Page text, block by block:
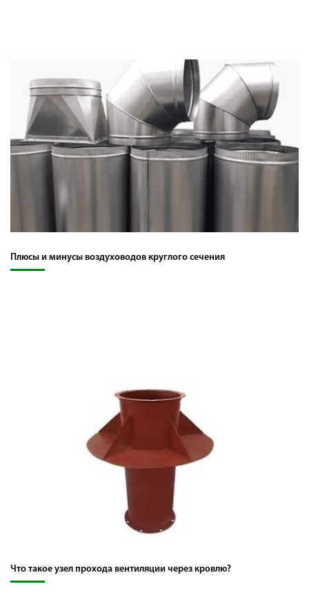
Плюсы и минусы воздуховодов круглого сечения
Что такое узел прохода вентиляции через кровлю?